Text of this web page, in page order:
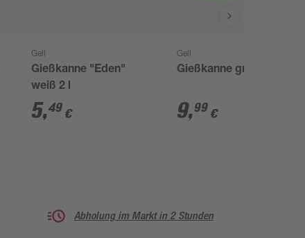
Geli
Gießkanne "Eden"
weiß 2 l
5,49 €
Geli
Gießkanne grün 14 l
9,99 €
Abholung im Markt in 2 Stunden